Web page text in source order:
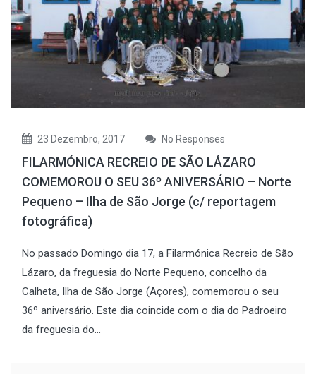
23 Dezembro, 2017 No Responses
FILARMÓNICA RECREIO DE SÃO LÁZARO
COMEMOROU O SEU 36º ANIVERSÁRIO – Norte
Pequeno – Ilha de São Jorge (c/ reportagem
fotográfica)
No passado Domingo dia 17, a Filarmónica Recreio de São
Lázaro, da freguesia do Norte Pequeno, concelho da
Calheta, Ilha de São Jorge (Açores), comemorou o seu
36º aniversário. Este dia coincide com o dia do Padroeiro
da freguesia do...